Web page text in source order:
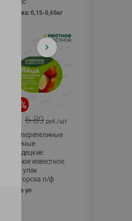
фасовка: 0,15-0,65кг
%
6.89 руб./шт
Яйца перепелиные
копченые
Молодецкие
Местное известное
20 шт упак
Солигорска п/ф
20шт в уп